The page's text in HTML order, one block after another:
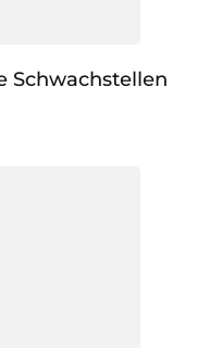
Schwachstellen